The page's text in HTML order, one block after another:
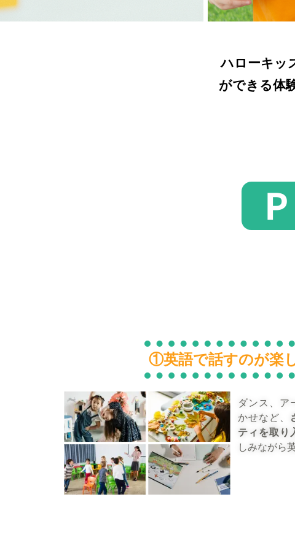
ハローキッ
ができる体
P
①英語で話すのが楽
ダンス、ア
かせなど、
ティを取り
しみながら